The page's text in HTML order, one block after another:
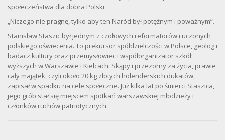
społeczeństwa dla dobra Polski.
„Niczego nie pragnę, tylko aby ten Naród był potężnym i poważnym”.
Stanisław Staszic był jednym z czołowych reformatorów i uczonych
polskiego oświecenia. To prekursor spółdzielczości w Polsce, geolog i
badacz kultury oraz przemysłowiec i współorganizator szkół
wyższych w Warszawie i Kielcach. Skąpy i przezorny za życia, prawie
cały majątek, czyli około 20 kg złotych holenderskich dukatów,
zapisał w spadku na cele społeczne. Już kilka lat po śmierci Staszica,
jego grób stał się miejscem spotkań warszawskiej młodzieży i
członków ruchów patriotycznych.